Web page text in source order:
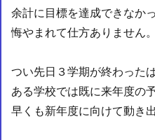
余計に目標を達成できなか
悔やまれて仕方ありません。
つい先日３学期が終わった
ある学校では既に来年度の
早くも新年度に向けて動き